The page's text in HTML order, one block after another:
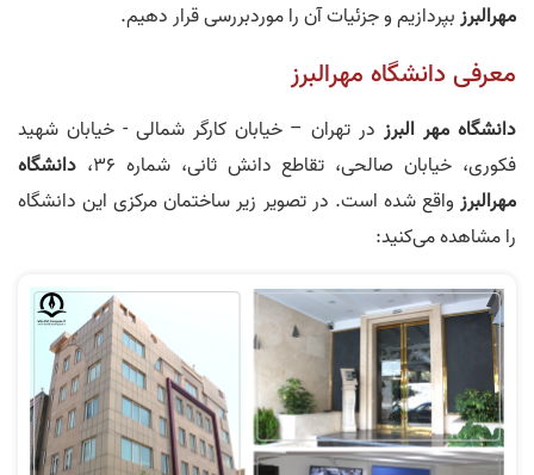
مهرالبرزبپردازیم و جزئیات آن را موردبررسی قرار دهیم.
معرفی دانشگاه مهرالبرز
دانشگاه مهر البرزدر تهران – خیابان کارگر شمالی - خیابان شهید
فکوری، خیابان صالحی، تقاطع دانش ثانی، شماره ۳۶،
دانشگاه
مهرالبرز واقع شده است. در تصویر زیر ساختمان مرکزی این دانشگاه
را مشاهده می‌کنید: